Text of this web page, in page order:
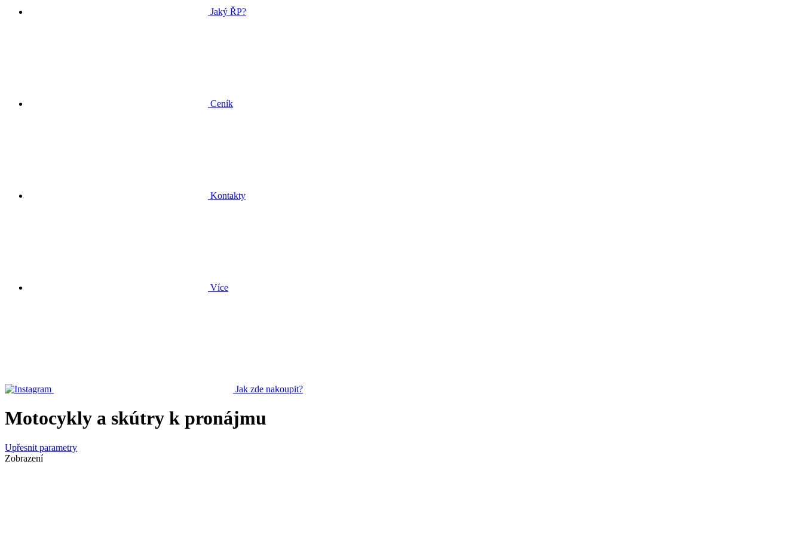
Jaký ŘP?
Ceník
Kontakty
Více
Jak zde nakoupit?
Motocykly a skútry k pronájmu
Upřesnit parametry
Zobrazení